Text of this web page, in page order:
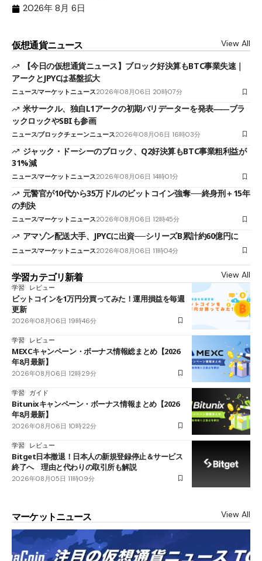
2026年 8月 6日
仮想通貨ニュース View All
【今日の仮想通貨ニュース】ブロック好決算もBTC事業失速｜
アークとJPYCは基盤拡大
ニュースマーケットニュース2026年08月06日 20時07分
米サークル、独自L1アークの初期バリデーターを発表――ブラ
ックロックやSBIも参画
ニュースブロックチェーンニュース2026年08月06日 16時03分
ジャック・ドーシーのブロック、Q2好決算もBTC事業粗利益が
31%減
ニュースマーケットニュース2026年08月06日 14時01分
元警官が10代から35万ドルのビットコイン強奪──終身刑＋15年
の判決
ニュースマーケットニュース2026年08月06日 12時45分
アマゾン配送大手、JPYCに出資──シリーズB累計約60億円に
ニュースマーケットニュース2026年08月06日 11時04分
学習カテゴリ新着 View All
学習 レビュー
ビットコインを1万円分買ってみた！運用損益を毎週
更新
2026年08月06日 19時46分
学習 レビュー
MEXCキャンペーン・ボーナス情報総まとめ【2026
年8月最新】
2026年08月06日 12時29分
学習 ガイド
Bitunixキャンペーン・ボーナス情報まとめ【2026
年8月最新】
2026年08月06日 10時22分
学習 レビュー
Bitget日本撤退！日本人の新規登録停止＆サービス
終了へ 理由と代わりの取引所も解説
2026年08月05日 11時09分
マーケットニュース View All